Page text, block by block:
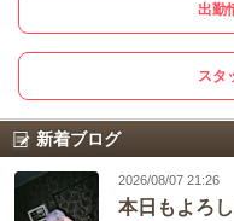
出勤
スタ
新着ブログ
2026/08/07 21:26
本日もよろ